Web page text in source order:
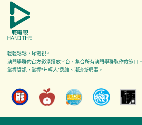
輕輕鬆鬆，睇電視。
澳門學聯的官方影攝播放平台，集合所有澳門學聯製作的節目。
掌握資訊，掌握"年輕人”思維、潮流新興事。